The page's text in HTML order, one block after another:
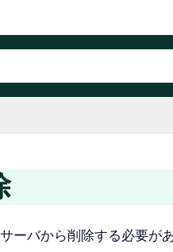
ーバから削除する必要が